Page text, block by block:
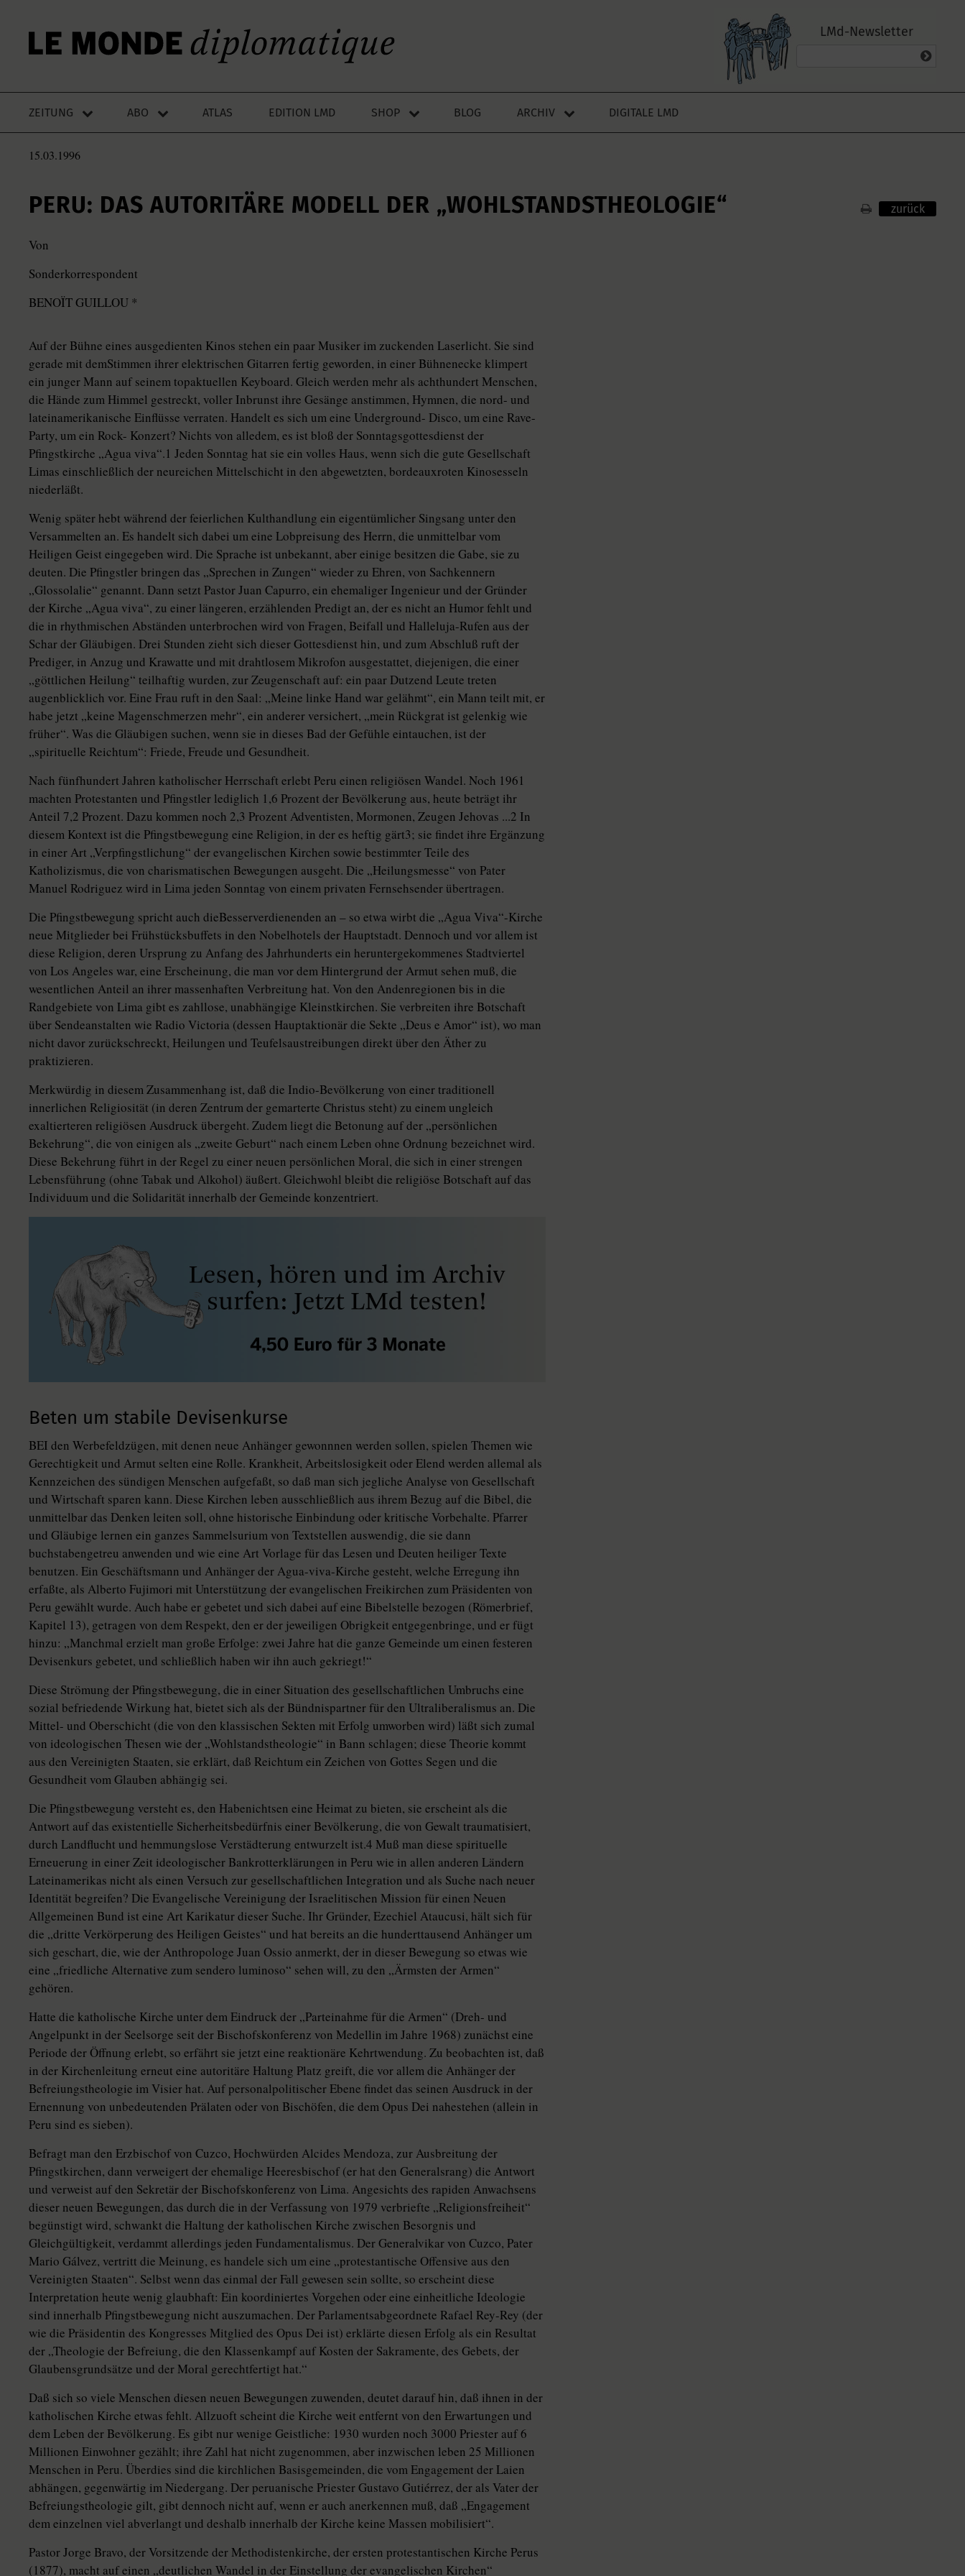
LMd-Newsletter
ZEITUNG ABO ATLAS EDITION LMD SHOP BLOG ARCHIV DIGITALE LMD
15.03.1996
PERU: DAS AUTORITÄRE MODELL DER „WOHLSTANDSTHEOLOGIE“ zurück
Von
Sonderkorrespondent
BENOÏT GUILLOU *
Auf der Bühne eines ausgedienten Kinos stehen ein paar Musiker im zuckenden Laserlicht. Sie sind
gerade mit demStimmen ihrer elektrischen Gitarren fertig geworden, in einer Bühnenecke klimpert
ein junger Mann auf seinem topaktuellen Keyboard. Gleich werden mehr als achthundert Menschen,
die Hände zum Himmel gestreckt, voller Inbrunst ihre Gesänge anstimmen, Hymnen, die nord- und
lateinamerikanische Einflüsse verraten. Handelt es sich um eine Underground- Disco, um eine Rave-
Party, um ein Rock- Konzert? Nichts von alledem, es ist bloß der Sonntagsgottesdienst der
Pfingstkirche „Agua viva“.1 Jeden Sonntag hat sie ein volles Haus, wenn sich die gute Gesellschaft
Limas einschließlich der neureichen Mittelschicht in den abgewetzten, bordeauxroten Kinosesseln
niederläßt.
Wenig später hebt während der feierlichen Kulthandlung ein eigentümlicher Singsang unter den
Versammelten an. Es handelt sich dabei um eine Lobpreisung des Herrn, die unmittelbar vom
Heiligen Geist eingegeben wird. Die Sprache ist unbekannt, aber einige besitzen die Gabe, sie zu
deuten. Die Pfingstler bringen das „Sprechen in Zungen“ wieder zu Ehren, von Sachkennern
„Glossolalie“ genannt. Dann setzt Pastor Juan Capurro, ein ehemaliger Ingenieur und der Gründer
der Kirche „Agua viva“, zu einer längeren, erzählenden Predigt an, der es nicht an Humor fehlt und
die in rhythmischen Abständen unterbrochen wird von Fragen, Beifall und Halleluja-Rufen aus der
Schar der Gläubigen. Drei Stunden zieht sich dieser Gottesdienst hin, und zum Abschluß ruft der
Prediger, in Anzug und Krawatte und mit drahtlosem Mikrofon ausgestattet, diejenigen, die einer
„göttlichen Heilung“ teilhaftig wurden, zur Zeugenschaft auf: ein paar Dutzend Leute treten
augenblicklich vor. Eine Frau ruft in den Saal: „Meine linke Hand war gelähmt“, ein Mann teilt mit, er
habe jetzt „keine Magenschmerzen mehr“, ein anderer versichert, „mein Rückgrat ist gelenkig wie
früher“. Was die Gläubigen suchen, wenn sie in dieses Bad der Gefühle eintauchen, ist der
„spirituelle Reichtum“: Friede, Freude und Gesundheit.
Nach fünfhundert Jahren katholischer Herrschaft erlebt Peru einen religiösen Wandel. Noch 1961
machten Protestanten und Pfingstler lediglich 1,6 Prozent der Bevölkerung aus, heute beträgt ihr
Anteil 7,2 Prozent. Dazu kommen noch 2,3 Prozent Adventisten, Mormonen, Zeugen Jehovas ...2 In
diesem Kontext ist die Pfingstbewegung eine Religion, in der es heftig gärt3; sie findet ihre Ergänzung
in einer Art „Verpfingstlichung“ der evangelischen Kirchen sowie bestimmter Teile des
Katholizismus, die von charismatischen Bewegungen ausgeht. Die „Heilungsmesse“ von Pater
Manuel Rodriguez wird in Lima jeden Sonntag von einem privaten Fernsehsender übertragen.
Die Pfingstbewegung spricht auch dieBesserverdienenden an – so etwa wirbt die „Agua Viva“-Kirche
neue Mitglieder bei Frühstücksbuffets in den Nobelhotels der Hauptstadt. Dennoch und vor allem ist
diese Religion, deren Ursprung zu Anfang des Jahrhunderts ein heruntergekommenes Stadtviertel
von Los Angeles war, eine Erscheinung, die man vor dem Hintergrund der Armut sehen muß, die
wesentlichen Anteil an ihrer massenhaften Verbreitung hat. Von den Andenregionen bis in die
Randgebiete von Lima gibt es zahllose, unabhängige Kleinstkirchen. Sie verbreiten ihre Botschaft
über Sendeanstalten wie Radio Victoria (dessen Hauptaktionär die Sekte „Deus e Amor“ ist), wo man
nicht davor zurückschreckt, Heilungen und Teufelsaustreibungen direkt über den Äther zu
praktizieren.
Merkwürdig in diesem Zusammenhang ist, daß die Indio-Bevölkerung von einer traditionell
innerlichen Religiosität (in deren Zentrum der gemarterte Christus steht) zu einem ungleich
exaltierteren religiösen Ausdruck übergeht. Zudem liegt die Betonung auf der „persönlichen
Bekehrung“, die von einigen als „zweite Geburt“ nach einem Leben ohne Ordnung bezeichnet wird.
Diese Bekehrung führt in der Regel zu einer neuen persönlichen Moral, die sich in einer strengen
Lebensführung (ohne Tabak und Alkohol) äußert. Gleichwohl bleibt die religiöse Botschaft auf das
Individuum und die Solidarität innerhalb der Gemeinde konzentriert.
Beten um stabile Devisenkurse
BEI den Werbefeldzügen, mit denen neue Anhänger gewonnnen werden sollen, spielen Themen wie
Gerechtigkeit und Armut selten eine Rolle. Krankheit, Arbeitslosigkeit oder Elend werden allemal als
Kennzeichen des sündigen Menschen aufgefaßt, so daß man sich jegliche Analyse von Gesellschaft
und Wirtschaft sparen kann. Diese Kirchen leben ausschließlich aus ihrem Bezug auf die Bibel, die
unmittelbar das Denken leiten soll, ohne historische Einbindung oder kritische Vorbehalte. Pfarrer
und Gläubige lernen ein ganzes Sammelsurium von Textstellen auswendig, die sie dann
buchstabengetreu anwenden und wie eine Art Vorlage für das Lesen und Deuten heiliger Texte
benutzen. Ein Geschäftsmann und Anhänger der Agua-viva-Kirche gesteht, welche Erregung ihn
erfaßte, als Alberto Fujimori mit Unterstützung der evangelischen Freikirchen zum Präsidenten von
Peru gewählt wurde. Auch habe er gebetet und sich dabei auf eine Bibelstelle bezogen (Römerbrief,
Kapitel 13), getragen von dem Respekt, den er der jeweiligen Obrigkeit entgegenbringe, und er fügt
hinzu: „Manchmal erzielt man große Erfolge: zwei Jahre hat die ganze Gemeinde um einen festeren
Devisenkurs gebetet, und schließlich haben wir ihn auch gekriegt!“
Diese Strömung der Pfingstbewegung, die in einer Situation des gesellschaftlichen Umbruchs eine
sozial befriedende Wirkung hat, bietet sich als der Bündnispartner für den Ultraliberalismus an. Die
Mittel- und Oberschicht (die von den klassischen Sekten mit Erfolg umworben wird) läßt sich zumal
von ideologischen Thesen wie der „Wohlstandstheologie“ in Bann schlagen; diese Theorie kommt
aus den Vereinigten Staaten, sie erklärt, daß Reichtum ein Zeichen von Gottes Segen und die
Gesundheit vom Glauben abhängig sei.
Die Pfingstbewegung versteht es, den Habenichtsen eine Heimat zu bieten, sie erscheint als die
Antwort auf das existentielle Sicherheitsbedürfnis einer Bevölkerung, die von Gewalt traumatisiert,
durch Landflucht und hemmungslose Verstädterung entwurzelt ist.4 Muß man diese spirituelle
Erneuerung in einer Zeit ideologischer Bankrotterklärungen in Peru wie in allen anderen Ländern
Lateinamerikas nicht als einen Versuch zur gesellschaftlichen Integration und als Suche nach neuer
Identität begreifen? Die Evangelische Vereinigung der Israelitischen Mission für einen Neuen
Allgemeinen Bund ist eine Art Karikatur dieser Suche. Ihr Gründer, Ezechiel Ataucusi, hält sich für
die „dritte Verkörperung des Heiligen Geistes“ und hat bereits an die hunderttausend Anhänger um
sich geschart, die, wie der Anthropologe Juan Ossio anmerkt, der in dieser Bewegung so etwas wie
eine „friedliche Alternative zum sendero luminoso“ sehen will, zu den „Ärmsten der Armen“
gehören.
Hatte die katholische Kirche unter dem Eindruck der „Parteinahme für die Armen“ (Dreh- und
Angelpunkt in der Seelsorge seit der Bischofskonferenz von Medellin im Jahre 1968) zunächst eine
Periode der Öffnung erlebt, so erfährt sie jetzt eine reaktionäre Kehrtwendung. Zu beobachten ist, daß
in der Kirchenleitung erneut eine autoritäre Haltung Platz greift, die vor allem die Anhänger der
Befreiungstheologie im Visier hat. Auf personalpolitischer Ebene findet das seinen Ausdruck in der
Ernennung von unbedeutenden Prälaten oder von Bischöfen, die dem Opus Dei nahestehen (allein in
Peru sind es sieben).
Befragt man den Erzbischof von Cuzco, Hochwürden Alcides Mendoza, zur Ausbreitung der
Pfingstkirchen, dann verweigert der ehemalige Heeresbischof (er hat den Generalsrang) die Antwort
und verweist auf den Sekretär der Bischofskonferenz von Lima. Angesichts des rapiden Anwachsens
dieser neuen Bewegungen, das durch die in der Verfassung von 1979 verbriefte „Religionsfreiheit“
begünstigt wird, schwankt die Haltung der katholischen Kirche zwischen Besorgnis und
Gleichgültigkeit, verdammt allerdings jeden Fundamentalismus. Der Generalvikar von Cuzco, Pater
Mario Gálvez, vertritt die Meinung, es handele sich um eine „protestantische Offensive aus den
Vereinigten Staaten“. Selbst wenn das einmal der Fall gewesen sein sollte, so erscheint diese
Interpretation heute wenig glaubhaft: Ein koordiniertes Vorgehen oder eine einheitliche Ideologie
sind innerhalb Pfingstbewegung nicht auszumachen. Der Parlamentsabgeordnete Rafael Rey-Rey (der
wie die Präsidentin des Kongresses Mitglied des Opus Dei ist) erklärte diesen Erfolg als ein Resultat
der „Theologie der Befreiung, die den Klassenkampf auf Kosten der Sakramente, des Gebets, der
Glaubensgrundsätze und der Moral gerechtfertigt hat.“
Daß sich so viele Menschen diesen neuen Bewegungen zuwenden, deutet darauf hin, daß ihnen in der
katholischen Kirche etwas fehlt. Allzuoft scheint die Kirche weit entfernt von den Erwartungen und
dem Leben der Bevölkerung. Es gibt nur wenige Geistliche: 1930 wurden noch 3000 Priester auf 6
Millionen Einwohner gezählt; ihre Zahl hat nicht zugenommen, aber inzwischen leben 25 Millionen
Menschen in Peru. Überdies sind die kirchlichen Basisgemeinden, die vom Engagement der Laien
abhängen, gegenwärtig im Niedergang. Der peruanische Priester Gustavo Gutiérrez, der als Vater der
Befreiungstheologie gilt, gibt dennoch nicht auf, wenn er auch anerkennen muß, daß „Engagement
dem einzelnen viel abverlangt und deshalb innerhalb der Kirche keine Massen mobilisiert“.
Pastor Jorge Bravo, der Vorsitzende der Methodistenkirche, der ersten protestantischen Kirche Perus
(1877), macht auf einen „deutlichen Wandel in der Einstellung der evangelischen Kirchen“